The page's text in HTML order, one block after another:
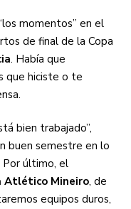
momentos” en el
de final de la Copa
. Había que
que hiciste o te
bien trabajado”,
buen semestre en lo
Por último, el
Atlético Mineiro, de
equipos duros,